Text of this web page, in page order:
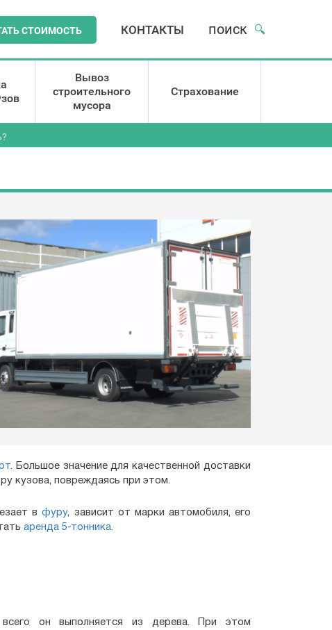
СТОИМОСТЬ КОНТАКТЫ поиск 🔍
Вывоз
строительного
мусора
Страхование
. Большое значение для качественной доставки
кузова, повреждаясь при этом.
вфуру, зависит от марки автомобиля, его
аренда 5-тонника.
он выполняется из дерева. При этом